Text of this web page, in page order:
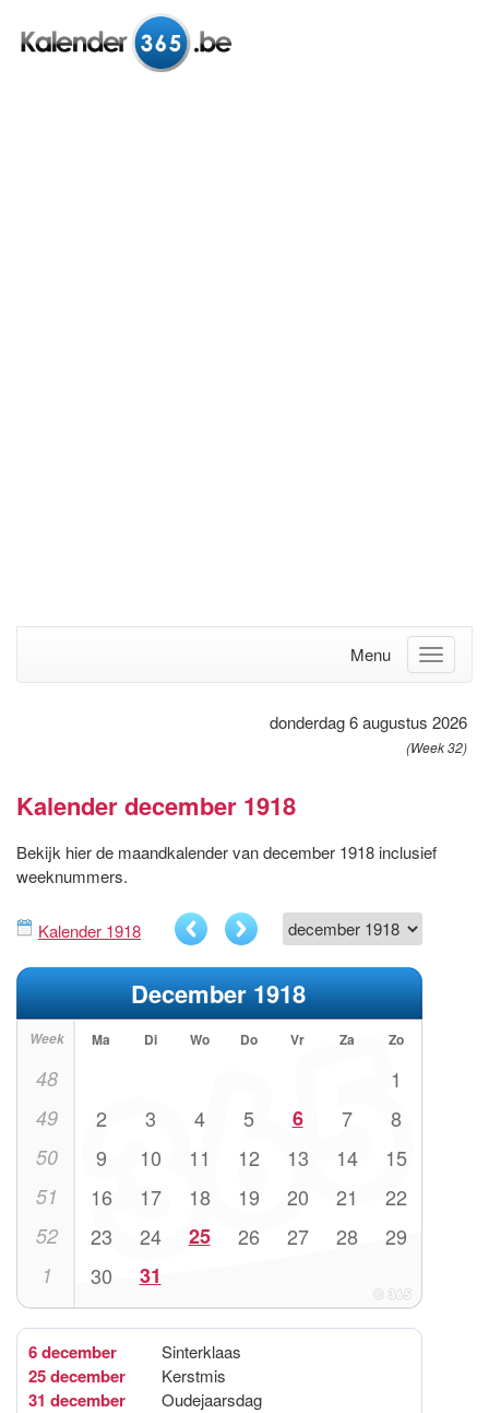
Menu
donderdag 6 augustus 2026
(Week 32)
Kalender december 1918
Bekijk hier de maandkalender van december 1918 inclusief
weeknummers.
Kalender 1918
December 1918
Week Ma Di Wo Do Vr Za Zo
48 1
49 2 3 4 5 6 7 8
50 9 10 11 12 13 14 15
51 16 17 18 19 20 21 22
52 23 24 25 26 27 28 29
1 30 31
6 december Sinterklaas
25 december Kerstmis
31 december Oudejaarsdag